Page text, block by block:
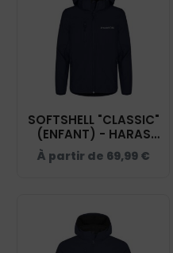
SOFTSHELL "CLASSIC"
(ENFANT) - HARAS
DU MANOIR -
0200909
À partir de 69,99 €